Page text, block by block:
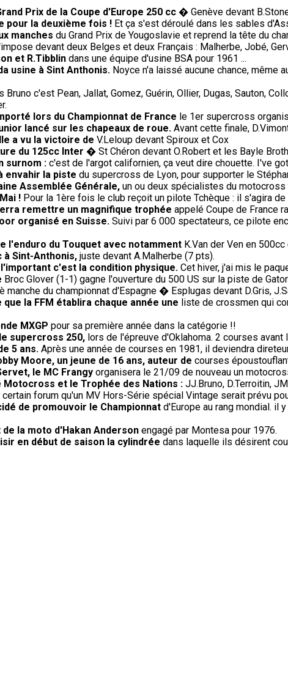
Prix de la Coupe d'Europe 250 cc � Genève devant
pour la deuxième fois ! Et ça s'est déroulé dans les sables
manches du Grand Prix de Yougoslavie et reprend la tête du
devant deux Belges et deux Français : Malherbe, Jobé,
et R.Tibblin dans une équipe d'usine BSA pour 1961 ...
usine à Sint Anthonis. Noyce n'a laissé aucune chance, même
Bruno c'est Pean, Jallat, Gomez, Guérin, Ollier, Dugas, Sauton,
lors du Championnat de France le 1er supercross
lancé sur les chapeaux de roue. Avant cette finale,
a vu la victoire de V.Leloup devant Spiroux et Cox
du 125cc Inter � St Chéron devant O.Robert et les Bayle
surnom : c'est de l'argot californien, ça veut dire chouette. I've
envahir la piste du supercross de Lyon, pour supporter le
Assemblée Générale, un ou deux spécialistes du
! Pour la 1ère fois le club reçoit un pilote Tchèque : il s'agira
remettre un magnifique trophée appelé Coupe de France
organisé en Suisse. Suivi par 6 000 spectateurs, ce pilote
l'enduro du Touquet avec notamment K.Van der Ven en
à Sint-Anthonis, juste devant A.Malherbe (7 pts).
c'est la condition physique. Cet hiver, j'ai mis le
Broc Glover (1-1) gagne l'ouverture du 500 US sur la piste de
manche du championnat d'Espagne � Esplugas devant D.Gris,
la FFM établira chaque année une liste de crossmen qui
MXGP pour sa première année dans la catégorie !!
supercross 250, lors de l'épreuve d'Oklahoma. 2 courses avant
5 ans. Après une année de courses en 1981, il deviendra
Moore, un jeune de 16 ans, auteur de courses
le MC Frangy organisera le 21/09 de nouveau un
Motocross et le Trophée des Nations : JJ.Bruno, D.Terroitin,
certain forum qu'un MV Hors-Série spécial Vintage serait prévu
de promouvoir le Championnat d'Europe au rang mondial. il
la moto d'Hakan Anderson engagé par Montesa pour 1976.
en début de saison la cylindrée dans laquelle ils désirent